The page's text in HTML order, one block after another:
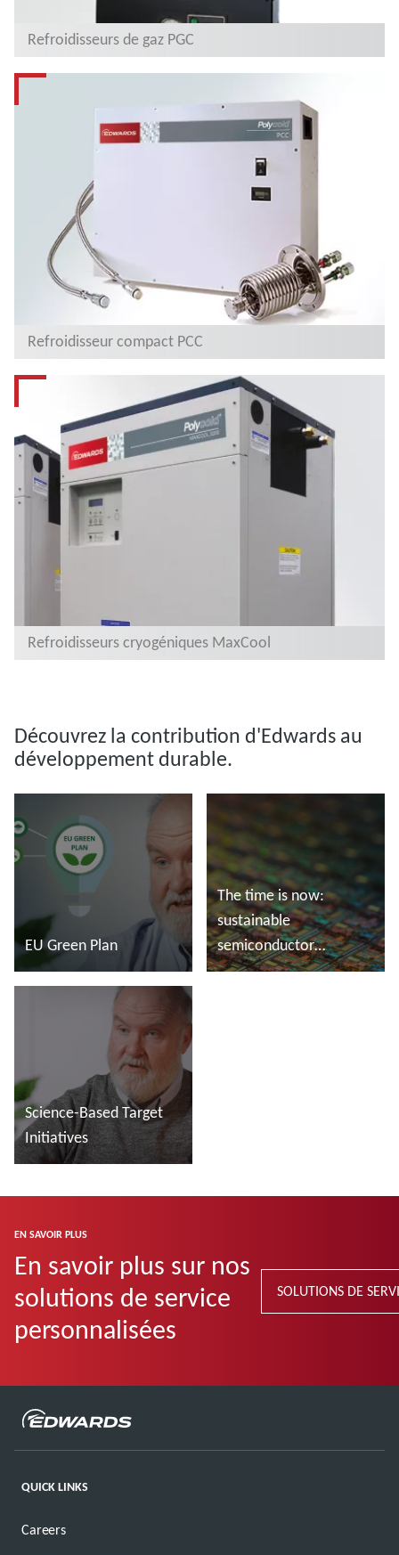
Refroidisseurs de gaz PGC
Refroidisseur compact PCC
Refroidisseurs cryogéniques MaxCool
Découvrez la contribution d'Edwards au
développement durable.
EU Green Plan
The time is now:
sustainable
semiconductor
manufacturing
Science-Based Target
Initiatives
EN SAVOIR PLUS
En savoir plus sur nos
solutions de service
personnalisées
SOLUTIONS DE
QUICK LINKS
Careers